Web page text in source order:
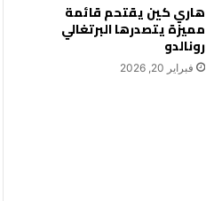
هاري كين يقتحم قائمة
مميزة يتصدرها البرتغالي
رونالدو
فبراير 20, 2026